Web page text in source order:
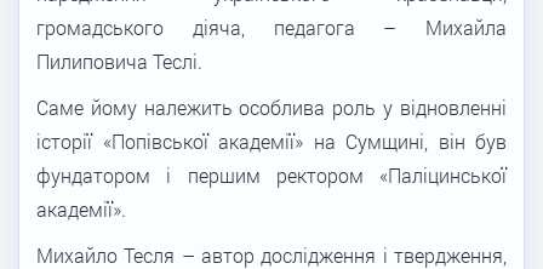
громадського діяча, педагога – Михайла
Пилиповича Теслі.
Саме йому належить особлива роль у відновленні
історії «Попівської академії» на Сумщині, він був
фундатором і першим ректором «Паліцинської
академії».
Михайло Тесля – автор дослідження і твердження,